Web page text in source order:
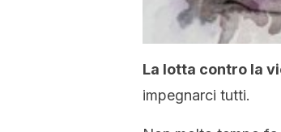
La lotta contro la
impegnarci tutti.